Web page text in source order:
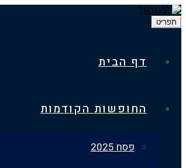
תפריט
דף הבית
החופשות הקודמות
פסח 2025